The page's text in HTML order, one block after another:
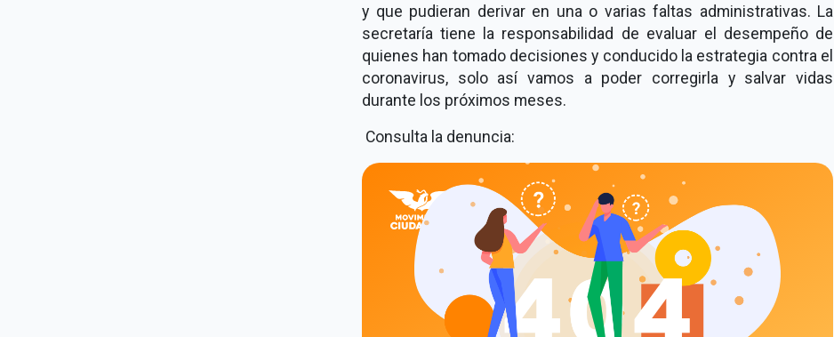
y que pudieran derivar en una o varias faltas administrativas. La
secretaría tiene la responsabilidad de evaluar el desempeño de
quienes han tomado decisiones y conducido la estrategia contra el
coronavirus, solo así vamos a poder corregirla y salvar vidas
durante los próximos meses.
Consulta la denuncia: